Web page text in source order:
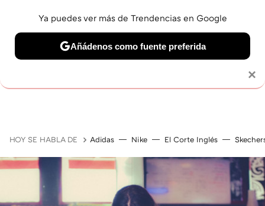
HOY SE HABLA DE Adidas Nike El Corte Inglés
×
Ya puedes ver más de Trendencias en Google
Añádenos como fuente preferida